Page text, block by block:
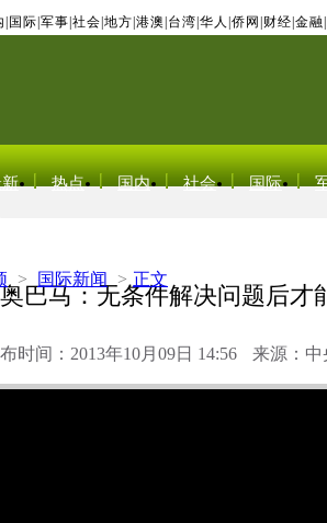
国际 军事 社会 地方 港澳 台湾 华人 侨网 财经 金融
热点 国内 社会 国际
> 国际新闻 > 正文
奥巴马：无条件解决问题后才
时间：2013年10月09日 14:56 来源：中